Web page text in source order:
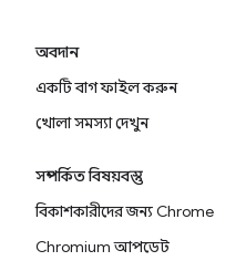
অবদান
একটি বাগ ফাইল করুন
খোলা সমস্যা দেখুন
সম্পর্কিত বিষয়বস্তু
বিকাশকারীদের জন্য Chrome
Chromium আপডেট